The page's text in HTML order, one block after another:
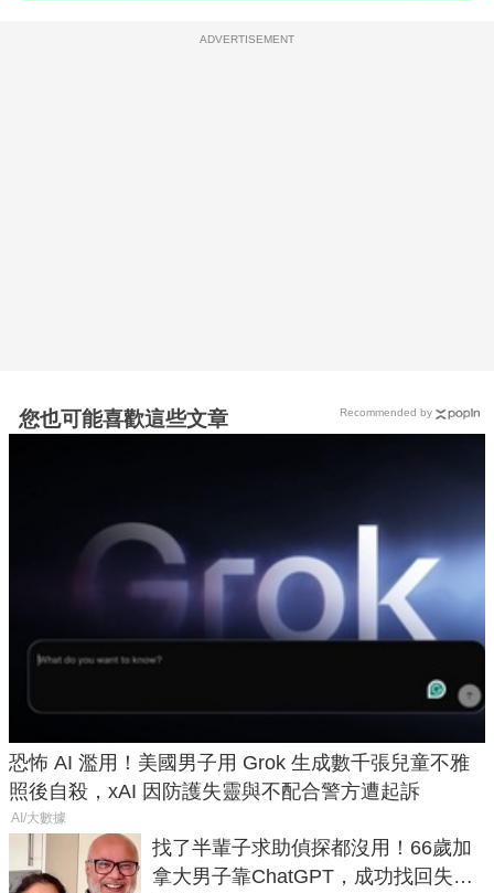
ADVERTISEMENT
您也可能喜歡這些文章
恐怖 AI 濫用！美國男子用 Grok 生成數千張兒童不雅
照後自殺，xAI 因防護失靈與不配合警方遭起訴
AI/大數據
找了半輩子求助偵探都沒用！66歲加
拿大男子靠ChatGPT，成功找回失散
Recommended by